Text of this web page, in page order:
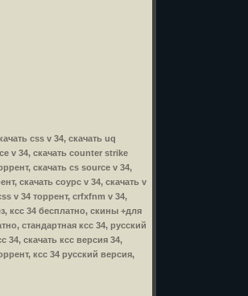
css v 34, скачать uq
v 34, скачать counter strike
скачать cs source v 34,
скачать соурс v 34, скачать v
v 34 торрент, crfxfnm v 34,
ксс 34 бесплатно, скины +для
стандартная ксс 34, русский
34, скачать ксс версия 34,
ксс 34 русский версия,